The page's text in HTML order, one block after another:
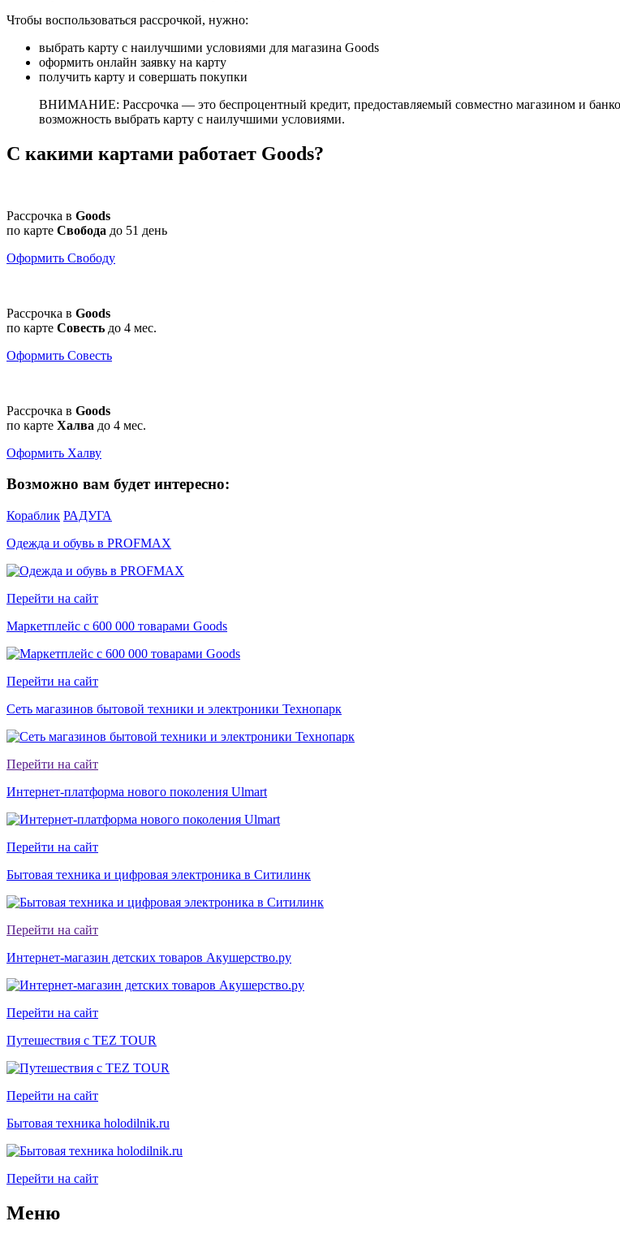
Чтобы воспользоваться рассрочкой, нужно:
выбрать карту с наилучшими условиями для магазина Goods
оформить онлайн заявку на карту
получить карту и совершать покупки
ВНИМАНИЕ: Рассрочка — это беспроцентный кредит, предоставляемый совместно магазином и
возможность выбрать карту с наилучшими условиями.
С какими картами работает Goods?
Рассрочка в Goods
по карте Свобода до 51 день
Оформить Свободу
Рассрочка в Goods
по карте Совесть до 4 мес.
Оформить Совесть
Рассрочка в Goods
по карте Халва до 4 мес.
Оформить Халву
Возможно вам будет интересно:
Кораблик РАДУГА
Одежда и обувь в PROFMAX
Перейти на сайт
Маркетплейс с 600 000 товарами Goods
Перейти на сайт
Сеть магазинов бытовой техники и электроники Технопарк
Перейти на сайт
Интернет-платформа нового поколения Ulmart
Перейти на сайт
Бытовая техника и цифровая электроника в Ситилинк
Перейти на сайт
Интернет-магазин детских товаров Акушерство.ру
Перейти на сайт
Путешествия с TEZ TOUR
Перейти на сайт
Бытовая техника holodilnik.ru
Перейти на сайт
Меню